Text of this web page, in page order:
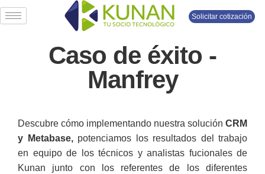
Solicitar cotización
Caso de éxito -
Manfrey
Descubre cómo implementando nuestra solución CRM
y Metabase,potenciamos los resultados del trabajo
en equipo de los técnicos y analistas fucionales de
Kunan junto con los referentes de los diferentes